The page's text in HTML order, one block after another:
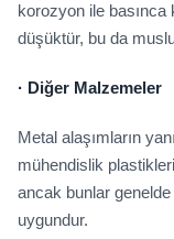
korozyon ile basınca
düşüktür, bu da
· Diğer Malzemeler
Metal alaşımların
mühendislik
ancak bunlar
uygundur.